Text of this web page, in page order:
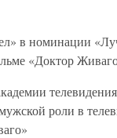
в номинации
«Доктор
роли в